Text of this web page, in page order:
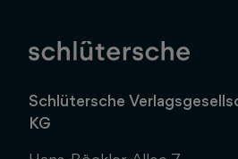
Schlütersche
KG